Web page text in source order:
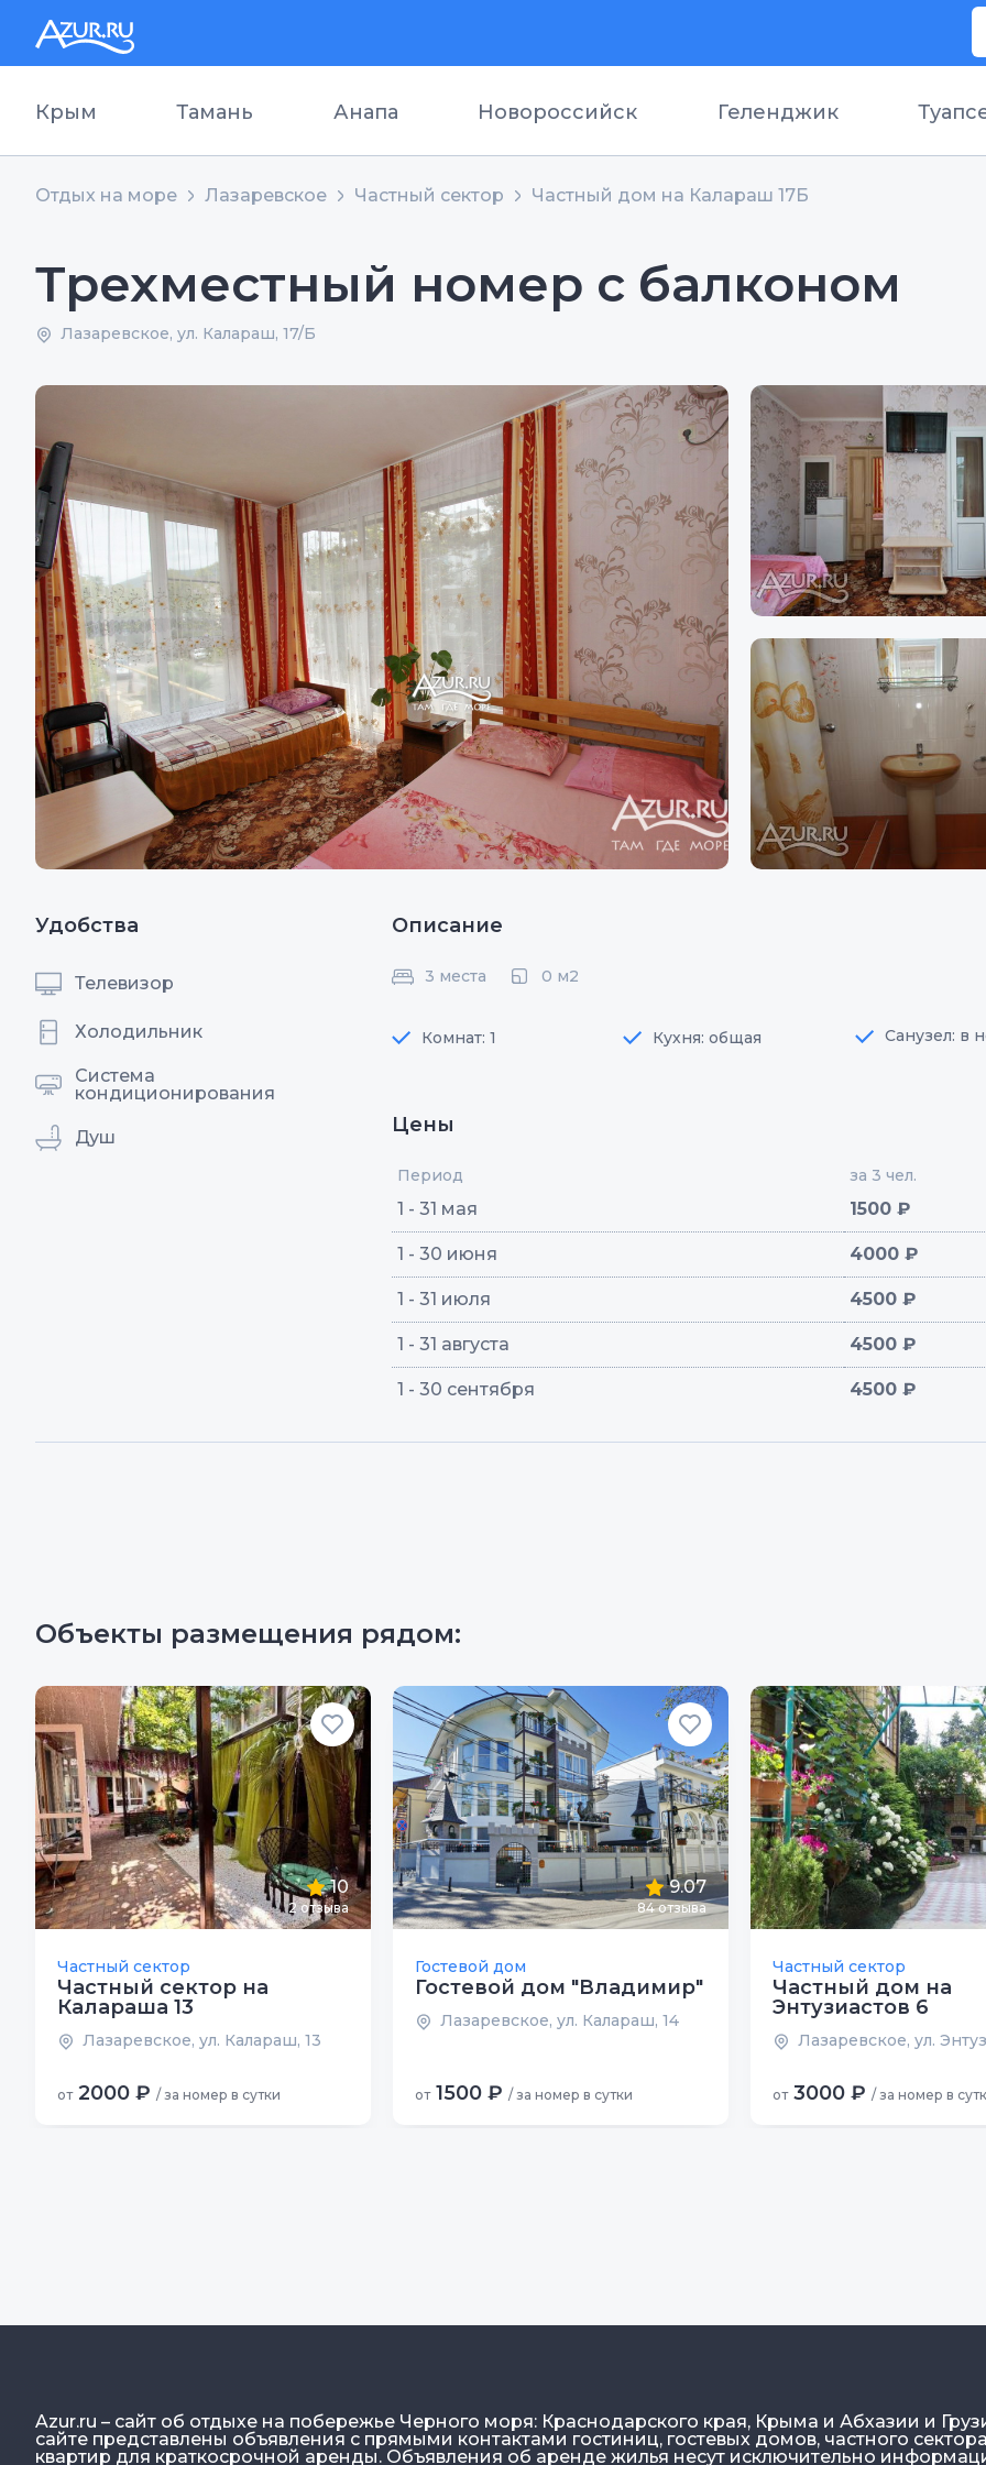
Крым Тамань Анапа Новороссийск Геленджик
Отдых на море Лазаревское Частный сектор Частный дом на Калараш 17Б
Трехместный номер с балконом
Лазаревское, ул. Калараш, 17/Б
Удобства
Телевизор
Холодильник
Система
кондиционирования
Душ
Описание
3 места 0 м2
Комнат: 1 Кухня: общая Санузел: в
Цены
Период за 3 чел.
1 - 31 мая 1500 ₽
1 - 30 июня 4000 ₽
1 - 31 июля 4500 ₽
1 - 31 августа 4500 ₽
1 - 30 сентября 4500 ₽
Объекты размещения рядом:
10
2отзыва
Частный сектор
Частный сектор на
Калараша 13
Лазаревское, ул. Калараш, 13
от 2000 ₽ / за номер в сутки
9.07
84отзыва
Гостевой дом
Гостевой дом "Владимир"
Лазаревское, ул. Калараш, 14
от 1500 ₽ / за номер в сутки
Частный сектор
Частный дом на
Энтузиастов 6
Лазаревское, ул.
от 3000 ₽ / за номер в
Azur.ru – сайт об отдыхе на побережье Черного моря: Краснодарского края, Крыма и Абхазии и
сайте представлены объявления с прямыми контактами гостиниц, гостевых домов, частного
квартир для краткосрочной аренды. Объявления об аренде жилья несут исключительно